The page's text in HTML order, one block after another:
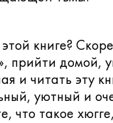
книге?
, прийти домой,
и читать эту
уютный и
что такое